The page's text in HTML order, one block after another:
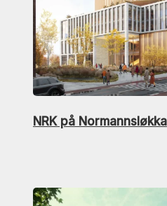
NRK på Normannsløkka